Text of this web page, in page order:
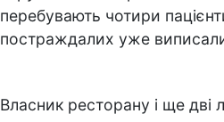
перебувають чотири
постраждалих уже
Власник ресторану і ще дві